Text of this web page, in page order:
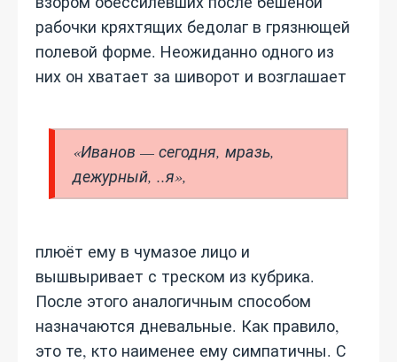
рабочки кряхтящих бедолаг в грязнющей
полевой форме. Неожиданно одного из
них он хватает за шиворот и возглашает
«Иванов — сегодня, мразь,
дежурный, ..я»,
плюёт ему в чумазое лицо и
вышвыривает с треском из кубрика.
После этого аналогичным способом
назначаются дневальные. Как правило,
это те, кто наименее ему симпатичны. С